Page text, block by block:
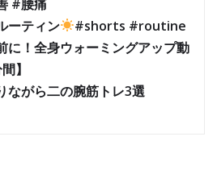
#腰痛
ーティン
#shorts #routine
に！全身ウォーミングアップ動
】
ながら二の腕筋トレ3選